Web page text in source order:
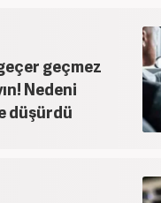
geçmez
Nedeni
düşürdü